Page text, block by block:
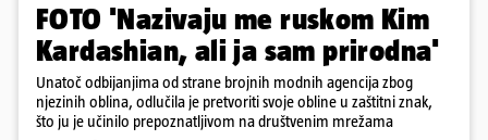
FOTO 'Nazivaju me ruskom Kim
Kardashian, ali ja sam prirodna'
Unatoč odbijanjima od strane brojnih modnih agencija zbog
njezinih oblina, odlučila je pretvoriti svoje obline u zaštitni znak,
što ju je učinilo prepoznatljivom na društvenim mrežama